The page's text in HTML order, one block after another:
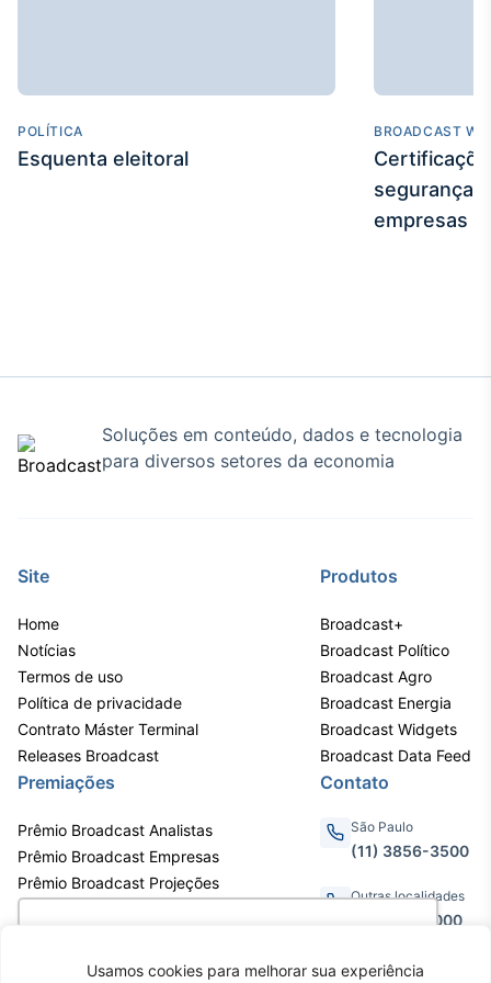
Usamos cookies para melhorar sua experiência
Investimentos
POLÍTICA
Esquenta eleitoral
BROADCAST
segurança
empresas
Soluções em conteúdo, dados e tecnologia
para diversos setores da economia
Site
Home
Notícias
Termos de uso
Política de privacidade
Contrato Máster Terminal
Releases Broadcast
Produtos
Broadcast+
Broadcast Político
Broadcast Agro
Broadcast Energia
Broadcast Widgets
Broadcast Data Feed
Premiações
Prêmio Broadcast Analistas
Prêmio Broadcast Empresas
Prêmio Broadcast Projeções
Contato
São Paulo
(11) 3856-3500
Outras localidades
0800.011.3000